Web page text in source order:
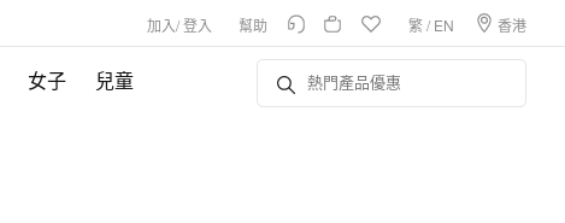
加入/登入 幫助 繁/ EN 香港
女子 兒童